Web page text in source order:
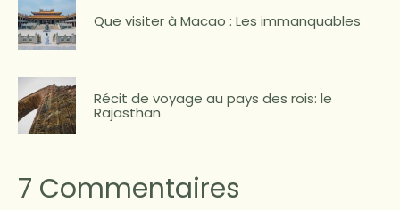
Que visiter à Macao : Les immanquables
Récit de voyage au pays des rois: le
Rajasthan
7 Commentaires